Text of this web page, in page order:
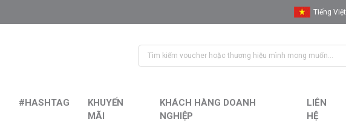
Tiếng Việt
English
#HASHTAG
KHUYẾN
MÃI
KHÁCH HÀNG DOANH
NGHIỆP
LIÊN
HỆ